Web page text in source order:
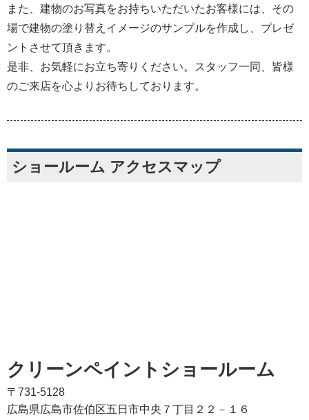
また、建物のお写真をお持ちいただいたお客様には、その
場で建物の塗り替えイメージのサンプルを作成し、プレゼ
ントさせて頂きます。
是非、お気軽にお立ち寄りください。スタッフ一同、皆様
のご来店を心よりお待ちしております。
ショールーム アクセスマップ
クリーンペイントショールーム
〒731-5128
広島県広島市佐伯区五日市中央７丁目２２－１６